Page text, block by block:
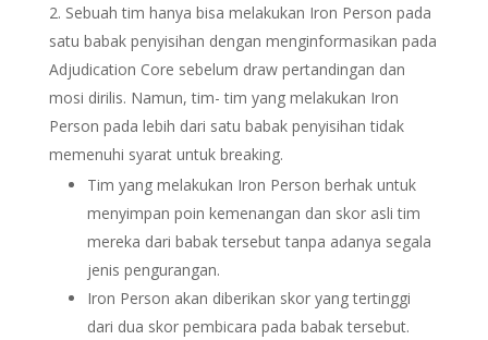
Sebuah tim hanya bisa melakukan Iron Person pada
satu babak penyisihan dengan menginformasikan pada
Adjudication Core sebelum draw pertandingan dan
mosi dirilis. Namun, tim- tim yang melakukan Iron
Person pada lebih dari satu babak penyisihan tidak
memenuhi syarat untuk breaking.
Tim yang melakukan Iron Person berhak untuk
menyimpan poin kemenangan dan skor asli tim
mereka dari babak tersebut tanpa adanya segala
jenis pengurangan.
Iron Person akan diberikan skor yang tertinggi
dari dua skor pembicara pada babak tersebut.